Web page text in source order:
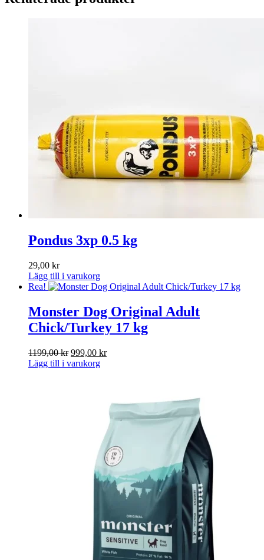
Pondus 3xp 0.5 kg
29,00 kr
Lägg till i varukorg
Rea!
Monster Dog Original Adult
Chick/Turkey 17 kg
1199,00kr Det
ursprungliga
999,00 krDet
Lägg till i varukorg